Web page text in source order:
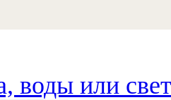
воды или